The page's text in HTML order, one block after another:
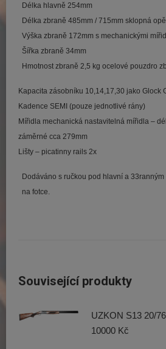
Délka hlavně 254mm
Délka zbraně 485mm / 715mm sklopná
Výška zbraně 172mm s mechanickými
Šířka zbraně 34mm
Hmotnost zbraně 2,5 kg ocelové pouzdro
Kapacita zásobníku 10,14,17,30 jako Glock
Kadence SEMI (pouze jednotlivé rány)
Mířidla mechanická nastavitelná mířidla –
záměrné cca 279mm
Lišty – picatinny rails 2x
Dodáváno s ručkou pod hlavní a
na fotce.
Související produkty
UZKON S13 20/
10000 Kč